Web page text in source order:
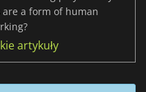
a form of human
artykuły